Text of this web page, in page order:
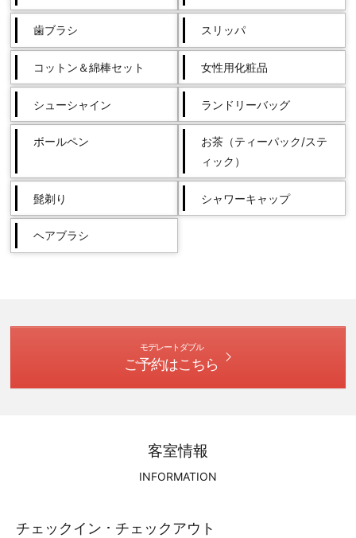
歯ブラシ スリッパ
コットン＆綿棒セット 女性用化粧品
シューシャイン ランドリーバッグ
ボールペン
お茶（ティーパック/ステ
ィック）
髭剃り シャワーキャップ
ヘアブラシ
モデレートダブル
ご予約はこちら
客室情報
INFORMATION
チェックイン ･ チェックアウト